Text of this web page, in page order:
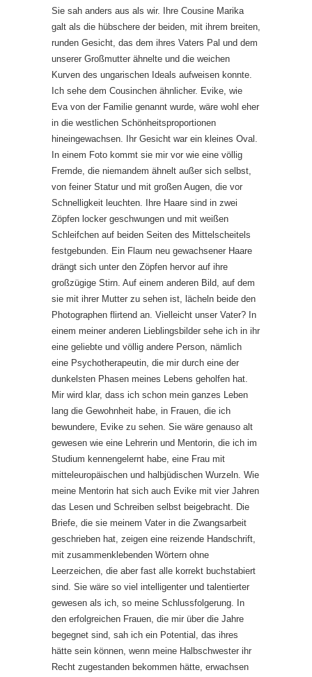
Sie sah anders aus als wir. Ihre Cousine Marika
galt als die hübschere der beiden, mit ihrem breiten,
runden Gesicht, das dem ihres Vaters Pal und dem
unserer Großmutter ähnelte und die weichen
Kurven des ungarischen Ideals aufweisen konnte.
Ich sehe dem Cousinchen ähnlicher. Evike, wie
Eva von der Familie genannt wurde, wäre wohl eher
in die westlichen Schönheitsproportionen
hineingewachsen. Ihr Gesicht war ein kleines Oval.
In einem Foto kommt sie mir vor wie eine völlig
Fremde, die niemandem ähnelt außer sich selbst,
von feiner Statur und mit großen Augen, die vor
Schnelligkeit leuchten. Ihre Haare sind in zwei
Zöpfen locker geschwungen und mit weißen
Schleifchen auf beiden Seiten des Mittelscheitels
festgebunden. Ein Flaum neu gewachsener Haare
drängt sich unter den Zöpfen hervor auf ihre
großzügige Stirn. Auf einem anderen Bild, auf dem
sie mit ihrer Mutter zu sehen ist, lächeln beide den
Photographen flirtend an. Vielleicht unser Vater? In
einem meiner anderen Lieblingsbilder sehe ich in ihr
eine geliebte und völlig andere Person, nämlich
eine Psychotherapeutin, die mir durch eine der
dunkelsten Phasen meines Lebens geholfen hat.
Mir wird klar, dass ich schon mein ganzes Leben
lang die Gewohnheit habe, in Frauen, die ich
bewundere, Evike zu sehen. Sie wäre genauso alt
gewesen wie eine Lehrerin und Mentorin, die ich im
Studium kennengelernt habe, eine Frau mit
mitteleuropäischen und halbjüdischen Wurzeln. Wie
meine Mentorin hat sich auch Evike mit vier Jahren
das Lesen und Schreiben selbst beigebracht. Die
Briefe, die sie meinem Vater in die Zwangsarbeit
geschrieben hat, zeigen eine reizende Handschrift,
mit zusammenklebenden Wörtern ohne
Leerzeichen, die aber fast alle korrekt buchstabiert
sind. Sie wäre so viel intelligenter und talentierter
gewesen als ich, so meine Schlussfolgerung. In
den erfolgreichen Frauen, die mir über die Jahre
begegnet sind, sah ich ein Potential, das ihres
hätte sein können, wenn meine Halbschwester ihr
Recht zugestanden bekommen hätte, erwachsen